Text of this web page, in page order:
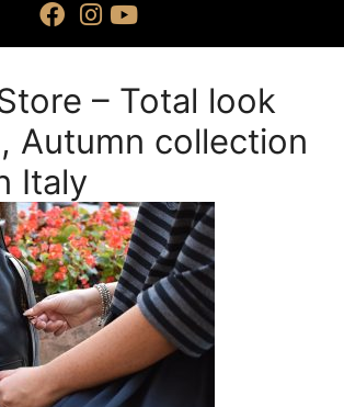
– Total look
Autumn collection
Italy